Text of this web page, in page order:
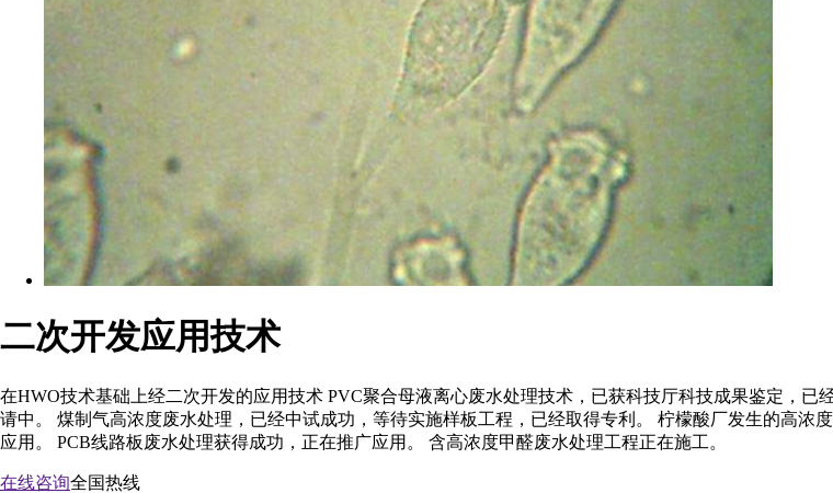
二次开发应用技术
在HWO技术基础上经二次开发的应用技术 PVC聚合母液离心废水处理技术，已获科技厅科技成果鉴定，
请中。 煤制气高浓度废水处理，已经中试成功，等待实施样板工程，已经取得专利。 柠檬酸厂发生的高
应用。 PCB线路板废水处理获得成功，正在推广应用。 含高浓度甲醛废水处理工程正在施工。
在线咨询全国热线